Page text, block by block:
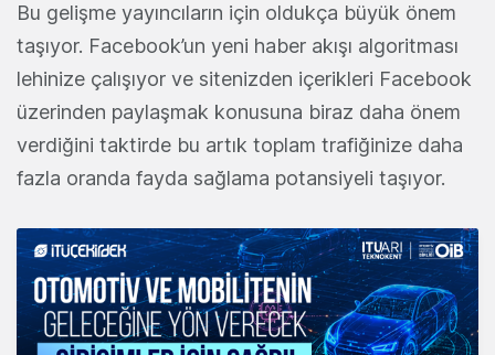
Bu gelişme yayıncıların için oldukça büyük önem
taşıyor. Facebook’un yeni haber akışı algoritması
lehinize çalışıyor ve sitenizden içerikleri Facebook
üzerinden paylaşmak konusuna biraz daha önem
verdiğini taktirde bu artık toplam trafiğinize daha
fazla oranda fayda sağlama potansiyeli taşıyor.